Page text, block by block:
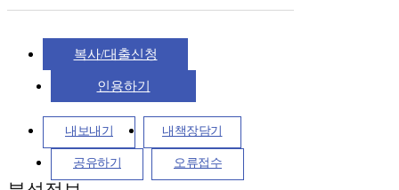
복사/대출신청
인용하기
내보내기 내책장담기
공유하기 오류접수